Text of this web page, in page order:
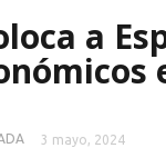
a
3 mayo, 2024